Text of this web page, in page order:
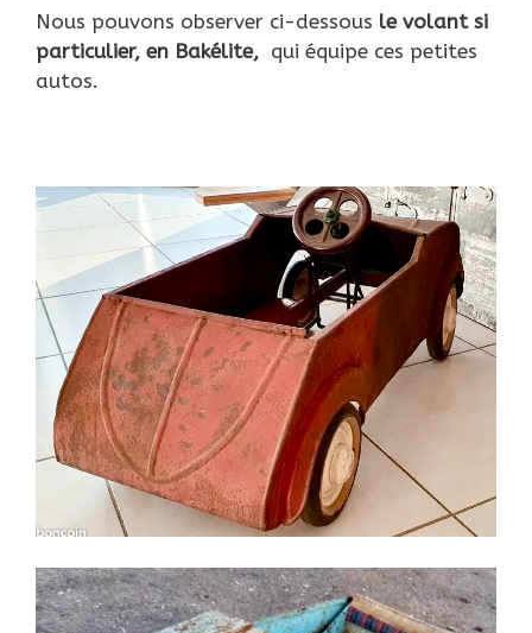
Nous pouvons observer ci-dessous le volant si
particulier, en Bakélite, qui équipe ces petites
autos.